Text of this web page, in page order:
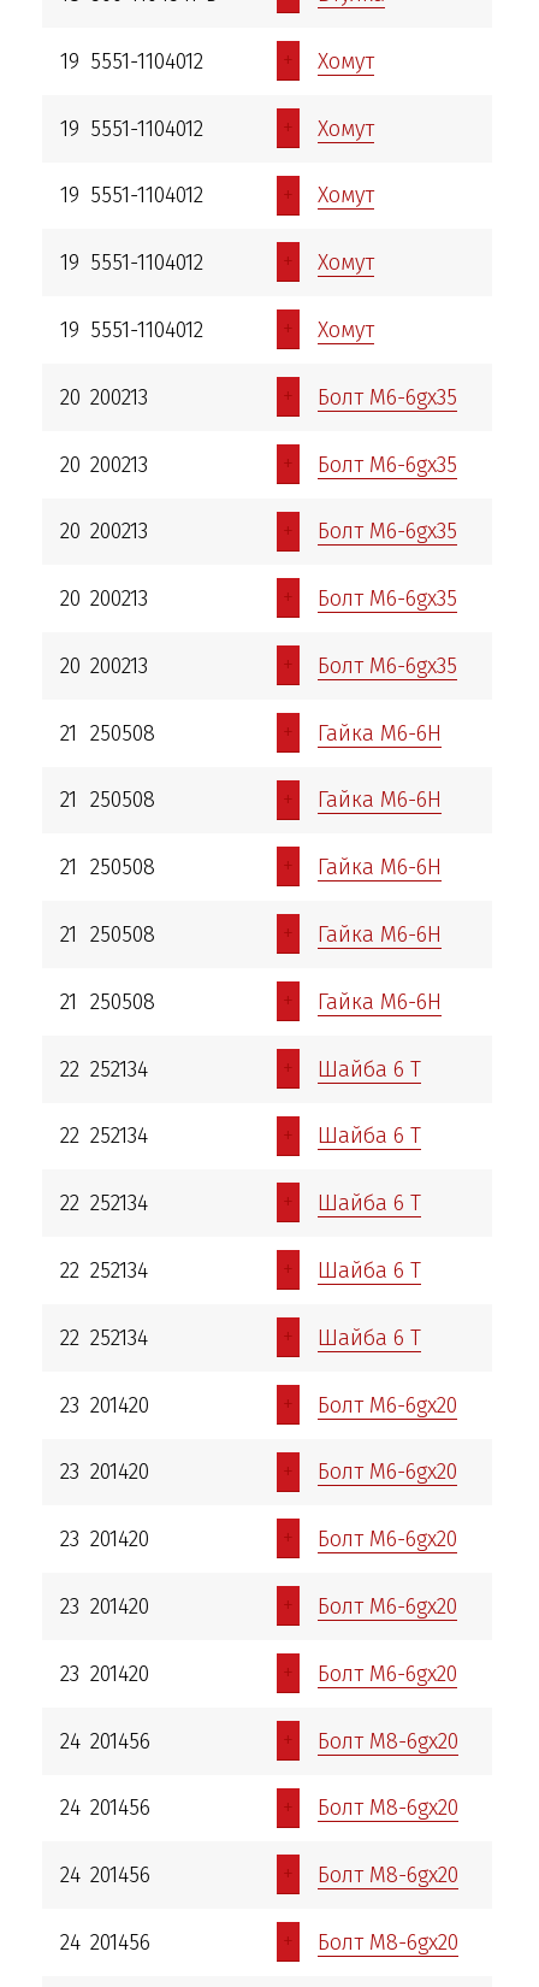
19 5551-1104012 + Хомут
19 5551-1104012 + Хомут
19 5551-1104012 + Хомут
19 5551-1104012 + Хомут
19 5551-1104012 + Хомут
20 200213 + Болт М6-6gх35
20 200213 + Болт М6-6gх35
20 200213 + Болт М6-6gх35
20 200213 + Болт М6-6gх35
20 200213 + Болт М6-6gх35
21 250508 + Гайка М6-6Н
21 250508 + Гайка М6-6Н
21 250508 + Гайка М6-6Н
21 250508 + Гайка М6-6Н
21 250508 + Гайка М6-6Н
22 252134 + Шайба 6 Т
22 252134 + Шайба 6 Т
22 252134 + Шайба 6 Т
22 252134 + Шайба 6 Т
22 252134 + Шайба 6 Т
23 201420 + Болт М6-6gх20
23 201420 + Болт М6-6gх20
23 201420 + Болт М6-6gх20
23 201420 + Болт М6-6gх20
23 201420 + Болт М6-6gх20
24 201456 + Болт М8-6gх20
24 201456 + Болт М8-6gх20
24 201456 + Болт М8-6gх20
24 201456 + Болт М8-6gх20